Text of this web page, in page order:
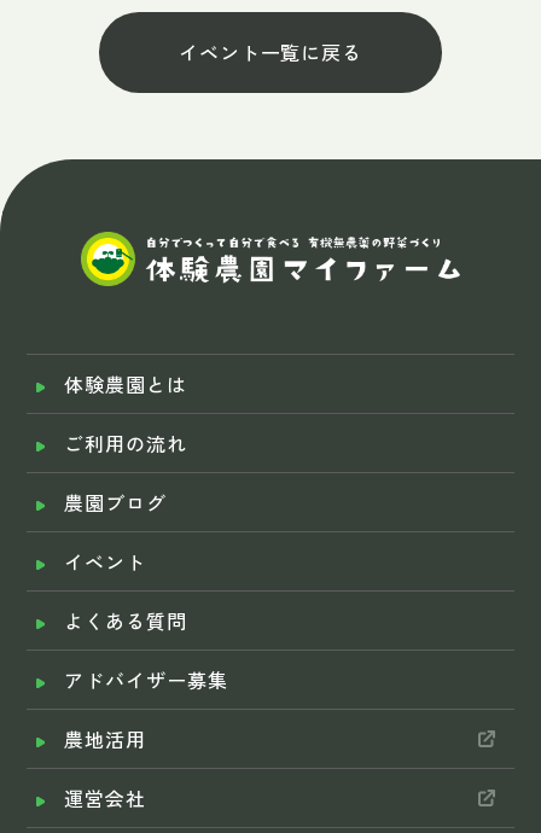
イベント一覧に戻る
体験農園とは
ご利用の流れ
農園ブログ
イベント
よくある質問
アドバイザー募集
農地活用
運営会社